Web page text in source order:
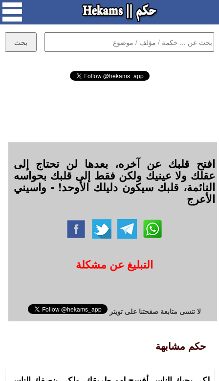
افتح قلبك عن آخره، بعدها لن تحتاج إلى
عقلك ولا عينيك ولكن فقط إلى قلبك بحواسه
النائمة، قلبك سيكون دليلك الأوحد! - واسيني
الأعرج
التبليغ عن مشكلة
لا تنسى متابعة صفحتنا على تويتر
حكم مشابهة